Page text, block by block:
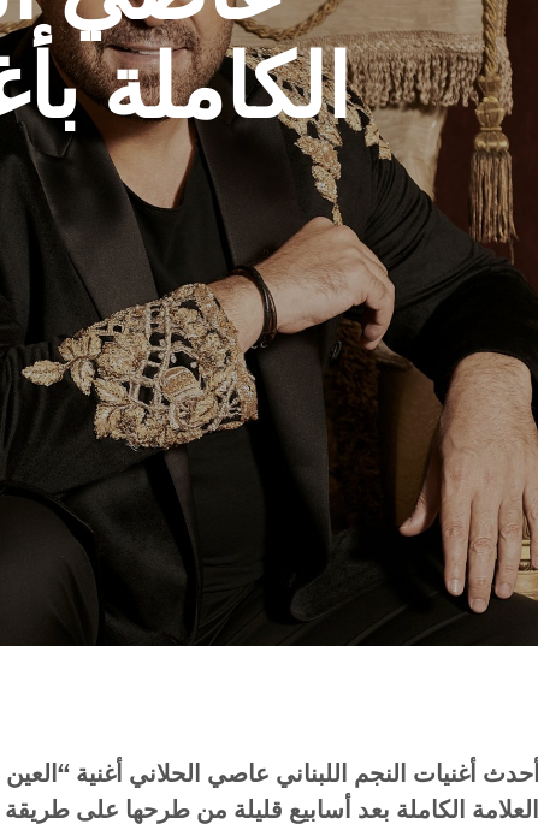
الكاملة
أغنيات النجم اللبناني عاصي الحلاني أغنية
الكاملة بعد أسابيع قليلة من طرحها على طريقة